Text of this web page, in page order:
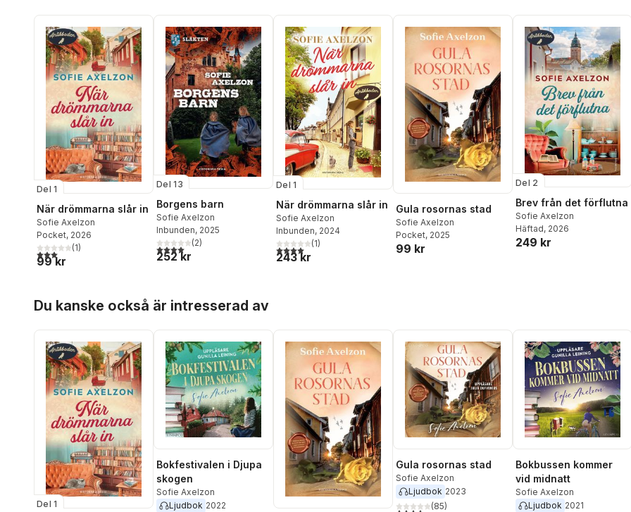
Del 1
När drömmarna slår in
Sofie Axelzon
Pocket, 2026
3,0utav 5 stjärnor. Totalt antal röster:
(1)
99 kr
Del 13
Borgens barn
Sofie Axelzon
Inbunden, 2025
4,0utav 5 stjärnor. Totalt antal röster:
(2)
252 kr
Del 1
När drömmarna slår in
Sofie Axelzon
Inbunden, 2024
4,0utav 5 stjärnor. Totalt antal röster:
(1)
243 kr
Gula rosornas stad
Sofie Axelzon
Pocket, 2025
99 kr
Del 2
Brev från det förflutna
Sofie Axelzon
Häftad, 2026
249 kr
Du kanske också är intresserad av
Del 1
Bokfestivalen i Djupa
skogen
Sofie Axelzon
Ljudbok 2022
Gula rosornas stad
Sofie Axelzon
Ljudbok 2023
(85)
Bokbussen kommer
vid midnatt
Sofie Axelzon
Ljudbok 2021